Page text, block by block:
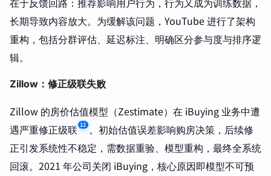
长期导致内容放大。为缓解该问题，YouTube 进行了架构
重构，包括分群评估、延迟标注、明确区分参与度与排序逻
辑。
Zillow：修正级联失败
Zillow 的房价估值模型（Zestimate）在 iBuying 业务中遭
遇严重修正级联 12 。初始估值误差影响购房决策，后续修
正引发系统性不稳定，需数据重验、模型重构，最终全系统
回滚。2021 年公司关闭 iBuying，核心原因即模型不可预